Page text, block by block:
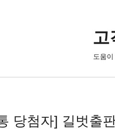
고
도움
당첨자] 길벗출